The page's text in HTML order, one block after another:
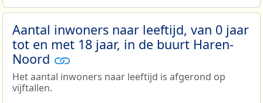
Aantal inwoners naar leeftijd, van 0 jaar
tot en met 18 jaar, in de buurt Haren-
Noord
Het aantal inwoners naar leeftijd is afgerond op
vijftallen.